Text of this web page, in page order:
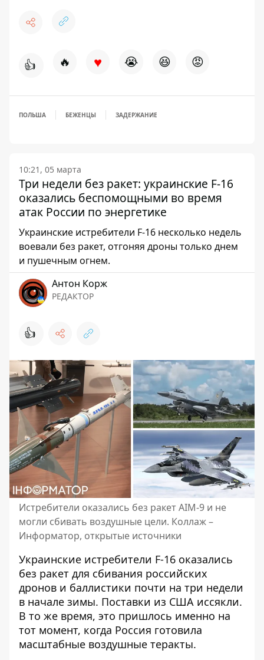
👍 🔥 ♥ 😭 😆 😡
ПОЛЬША БЕЖЕНЦЫ ЗАДЕРЖАНИЕ
10:21, 05 марта
Три недели без ракет: украинские F-16
оказались беспомощными во время
атак России по энергетике
Украинские истребители F-16 несколько недель
воевали без ракет, отгоняя дроны только днем ​​
и пушечным огнем.
Антон Корж
РЕДАКТОР
👍
Истребители оказались без ракет AIM-9 и не
могли сбивать воздушные цели. Коллаж –
Информатор, открытые источники
Украинские истребители F-16 оказались
без ракет для сбивания российских
дронов и баллистики почти на три недели
в начале зимы. Поставки из США иссякли.
В то же время, это пришлось именно на
тот момент, когда Россия готовила
масштабные воздушные теракты.